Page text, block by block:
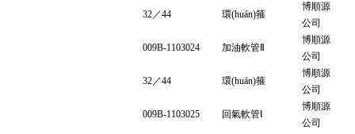
32／44 環(huán)箍
博順源
公司
009B-1103024 加油軟管Ⅱ
博順源
公司
32／44 環(huán)箍
博順源
公司
009B-1103025 回氣軟管Ⅰ
博順源
公司